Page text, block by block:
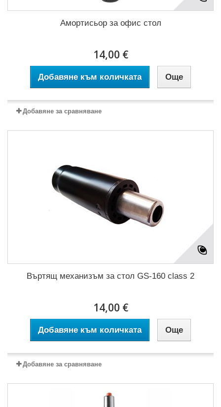
Амортисьор за офис стол
14,00 €
Добавяне към количката Още
Добавяне за сравняване
Въртящ механизъм за стол GS-160 class 2
14,00 €
Добавяне към количката Още
Добавяне за сравняване